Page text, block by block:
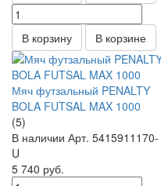
В корзину В корзине
Мяч футзальный PENALTY
BOLA FUTSAL MAX 1000
(5)
В наличии Арт. 5415911170-
U
5 740 руб.